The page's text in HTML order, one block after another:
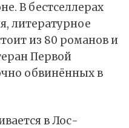
В бестселлерах
литературное
из 80 романов и
Первой
обвинённых в
в Лос-